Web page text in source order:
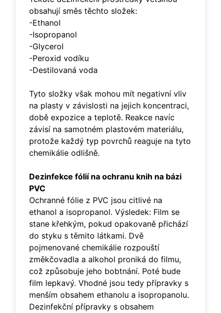
obsahují směs těchto složek:
-Ethanol
-Isopropanol
-Glycerol
-Peroxid vodíku
-Destilovaná voda
Tyto složky však mohou mít negativní vliv
na plasty v závislosti na jejich koncentraci,
době expozice a teplotě. Reakce navíc
závisí na samotném plastovém materiálu,
protože každý typ povrchů reaguje na tyto
chemikálie odlišně.
Dezinfekce fólií na ochranu knih na bázi
PVC
Ochranné fólie z PVC jsou citlivé na
ethanol a isopropanol. Výsledek: Film se
stane křehkým, pokud opakovaně přichází
do styku s těmito látkami. Dvě
pojmenované chemikálie rozpouští
změkčovadla a alkohol proniká do filmu,
což způsobuje jeho bobtnání. Poté bude
film lepkavý. Vhodné jsou tedy přípravky s
menším obsahem ethanolu a isopropanolu.
Dezinfekční přípravky s obsahem